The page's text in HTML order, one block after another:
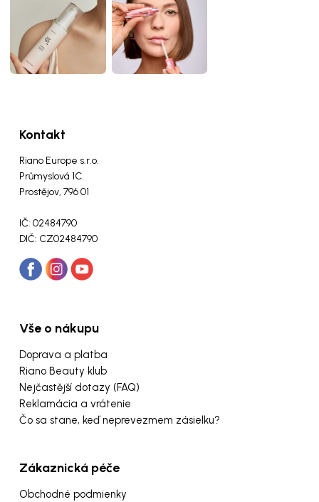
Kontakt
Riano Europe s.r.o.
Průmyslová 1C.
Prostějov, 796 01
IČ: 02484790
DIČ: CZ02484790
Vše o nákupu
Doprava a platba
Riano Beauty klub
Nejčastější dotazy (FAQ)
Reklamácia a vrátenie
Čo sa stane, keď neprevezmem zásielku?
Zákaznická péče
Obchodné podmienky